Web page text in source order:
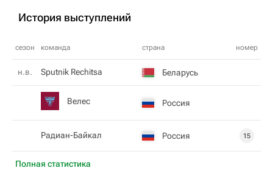
История выступлений
сезон команда страна номер
Полная статистика
н.в. Sputnik Rechitsa Беларусь
Велес Россия
Радиан-Байкал Россия 15